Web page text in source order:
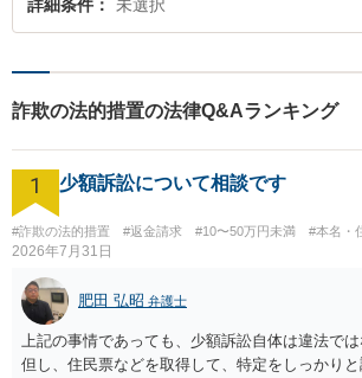
詳細条件 未選択
詐欺の法的措置の法律Q&Aランキング
1 少額訴訟について相談です
#詐欺の法的措置 #返金請求 #10〜50万円未満 #本名・
2026年7月31日
肥田 弘昭 弁護士
上記の事情であっても、少額訴訟自体は違法では
但し、住民票などを取得して、特定をしっかり